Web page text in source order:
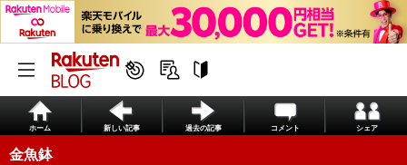
ホーム 新しい記事 過去の記事 コメント シェア
金魚鉢